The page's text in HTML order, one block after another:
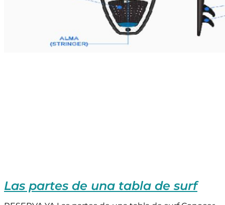
Las partes de una tabla de surf